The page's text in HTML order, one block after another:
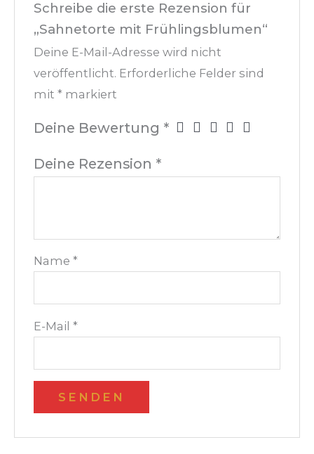
Schreibe die erste Rezension für
„Sahnetorte mit Frühlingsblumen“
Deine E-Mail-Adresse wird nicht
veröffentlicht. Erforderliche Felder sind
mit* markiert
Deine Bewertung *
Deine Rezension *
Name*
E-Mail*